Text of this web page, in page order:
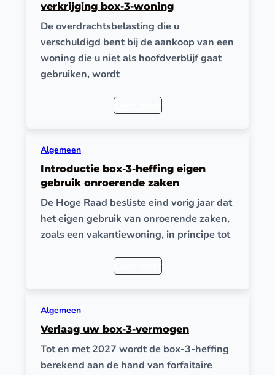
verkrijging box-3-woning
De overdrachtsbelasting die u
verschuldigd bent bij de aankoop van een
woning die u niet als hoofdverblijf gaat
gebruiken, wordt
Algemeen
Introductie box-3-heffing eigen
gebruik onroerende zaken
De Hoge Raad besliste eind vorig jaar dat
het eigen gebruik van onroerende zaken,
zoals een vakantiewoning, in principe tot
Algemeen
Verlaag uw box-3-vermogen
Tot en met 2027 wordt de box-3-heffing
berekend aan de hand van forfaitaire